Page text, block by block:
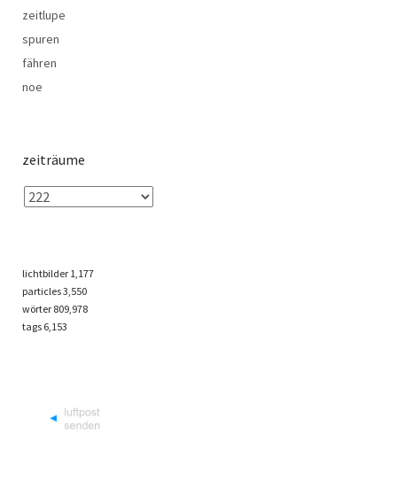
zeitlupe
spuren
fähren
noe
zeiträume
lichtbilder 1,177
particles3,550
wörter 809,978
tags 6,153